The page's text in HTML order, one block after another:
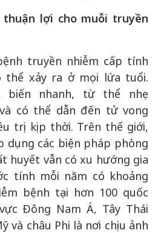
lợi cho muỗi truyền
truyền nhiễm cấp tính
thể xảy ra ở mọi lứa tuổi.
biến nhanh, từ thể nhẹ
có thể dẫn đến tử vong
trị kịp thời. Trên thế giới,
dụng các biện pháp phòng
huyết vẫn có xu hướng gia
tính mỗi năm có khoảng
bệnh tại hơn 100 quốc
Đông Nam Á, Tây Thái
và châu Phi là nơi chịu ảnh